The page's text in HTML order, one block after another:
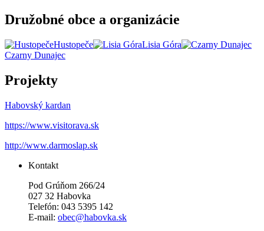
Družobné obce a organizácie
Hustopeče
Lisia Góra
Czarny Dunajec
Projekty
Habovský kardan
https://www.visitorava.sk
http://www.darmoslap.sk
Kontakt
Pod Grúňom 266/24
027 32 Habovka
Telefón: 043 5395 142
E-mail: obec@habovka.sk